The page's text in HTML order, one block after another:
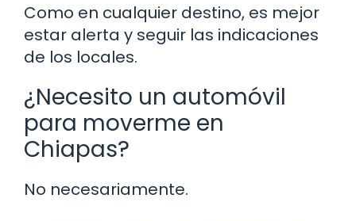
Como en cualquier destino, es mejor
estar alerta y seguir las indicaciones
de los locales.
¿Necesito un automóvil
para moverme en
Chiapas?
No necesariamente.